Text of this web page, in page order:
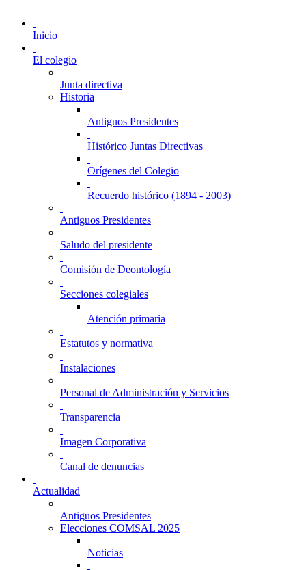
Inicio
El colegio
Junta directiva
Historia
Antiguos Presidentes
Histórico Juntas Directivas
Orígenes del Colegio
Recuerdo histórico (1894 - 2003)
Antiguos Presidentes
Saludo del presidente
Comisión de Deontología
Secciones colegiales
Atención primaria
Estatutos y normativa
Instalaciones
Personal de Administración y Servicios
Transparencia
Imagen Corporativa
Canal de denuncias
Actualidad
Antiguos Presidentes
Elecciones COMSAL 2025
Noticias